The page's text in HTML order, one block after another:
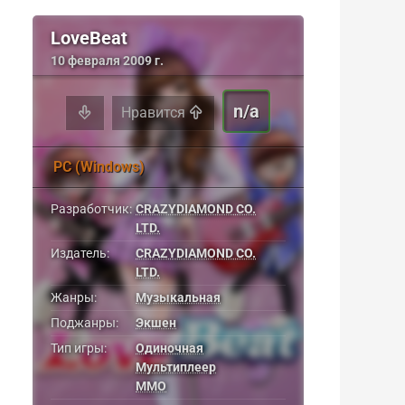
LoveBeat
10 февраля 2009 г.
Нравится n/a
PC (Windows)
Разработчик: CRAZYDIAMOND CO.
LTD.
Издатель:
CRAZYDIAMOND CO.
LTD.
Жанры:
Музыкальная
Поджанры:
Экшен
Тип игры:
Одиночная
Мультиплеер
MMO